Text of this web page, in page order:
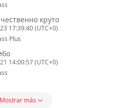
круто
17:39:40 (UTC+0)
Plus
14:00:57 (UTC+0)
Mostrar más